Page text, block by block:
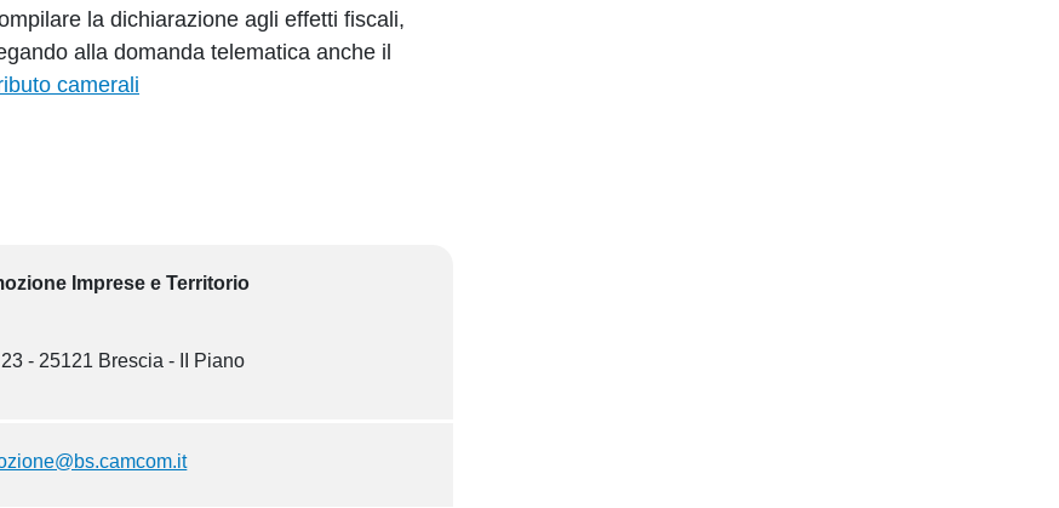
la dichiarazione agli effetti fiscali,
alla domanda telematica anche il
camerali
Imprese e Territorio
- 25121 Brescia - II Piano